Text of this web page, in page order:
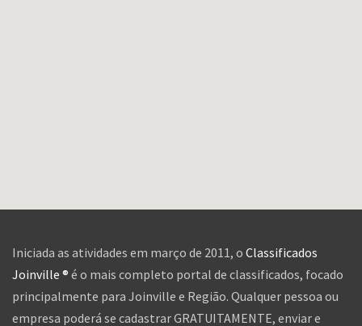
Iniciada as atividades em março de 2011, o Classificados
Joinville ® é o mais completo portal de classificados, focado
principalmente para Joinville e Região. Qualquer pessoa ou
empresa poderá se cadastrar GRATUITAMENTE, enviar e